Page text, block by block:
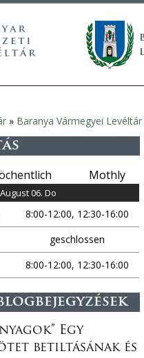
» Baranya Vármegyei Levéltár
Mothly
06. Do
8:00-12:00, 12:30-16:00
geschlossen
8:00-12:00, 12:30-16:00
Egy
betiltásának és